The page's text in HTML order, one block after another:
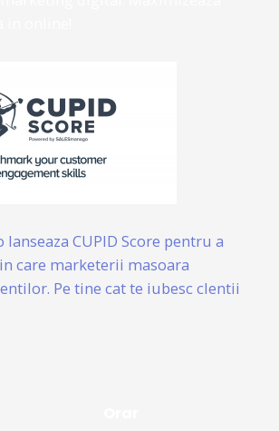
lanseaza CUPID Score pentru a
care marketerii masoara
Pe tine cat te iubesc clentii